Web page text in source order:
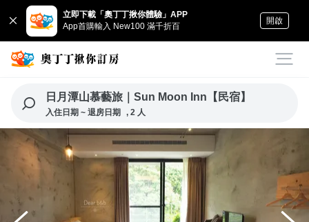
立即下載「奧丁丁揪你體驗」APP
App首購輸入 New100 滿千折百
開啟
日月潭山慕藝旅｜Sun Moon Inn【民宿】
入住日期 ~ 退房日期 , 2 人